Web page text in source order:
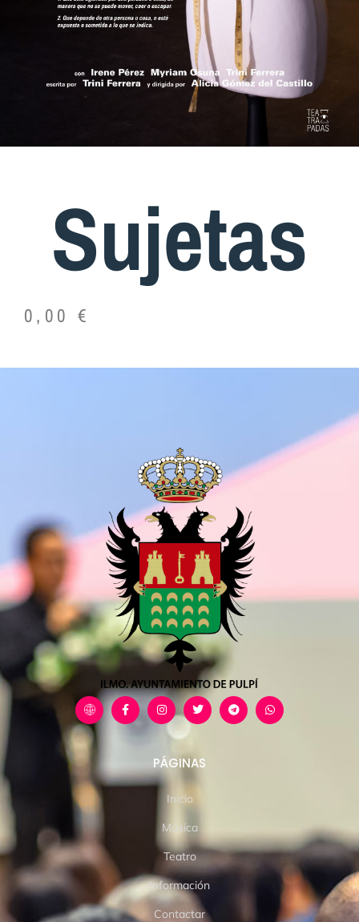
Sujetas
0,00 €
PÁGINAS
Inicio
Música
Teatro
Información
Contactar